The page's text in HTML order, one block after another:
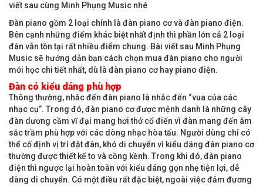
viết sau cùng Minh Phụng Music nhé
Đàn piano gồm 2 loại chính là đàn piano cơ và đàn piano điện.
Bên cạnh những điểm khác biệt nhất định thì phần lớn cả 2 loại
đàn vẫn tồn tại rất nhiều điểm chung. Bài viết sau Minh Phụng
Music sẽ hướng dẫn bạn cách chọn mua đàn piano cho người
mới học chi tiết nhất, dù là đàn piano cơ hay piano điện.
Đàn có kiểu dáng phù hợp
Thông thường, nhắc đến đàn piano là nhắc đến “vua của các
nhạc cụ”. Trong đó, đàn piano cơ được mệnh danh là những cây
đàn dương cầm vĩ đại mang hơi thở cổ điển vì đàn mang đến âm
sắc trầm phù hợp với các dòng nhạc hòa tấu. Người dùng chỉ có
thể cố định vị trí đặt đàn, khó di chuyển vì kiểu dáng đàn piano cơ
thường được thiết kế to và cồng kềnh. Trong khi đó, đàn piano
điện thì ngược lại hoàn toàn với kiểu dáng gọn nhẹ tiện lợi, dễ
dàng di chuyển. Có một điều rất đặc biệt, ngoài việc đảm đương